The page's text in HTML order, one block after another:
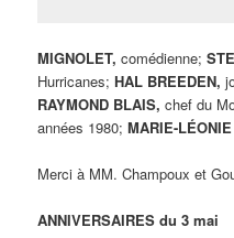
MIGNOLET, comédienne;
Hurricanes;HAL BREEDEN,
RAYMOND BLAIS, chef du
années 1980;MARIE-
Merci à MM. Champoux et
ANNIVERSAIRES du 3 mai